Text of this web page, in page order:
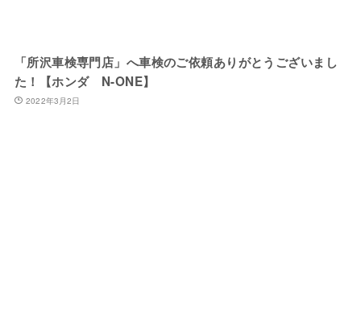
「所沢車検専門店」へ車検のご依頼ありがとうございまし
た！【ホンダ N-ONE】
2022年3月2日